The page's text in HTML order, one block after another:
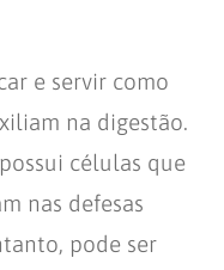
e servir como
na digestão.
células que
nas defesas
pode ser